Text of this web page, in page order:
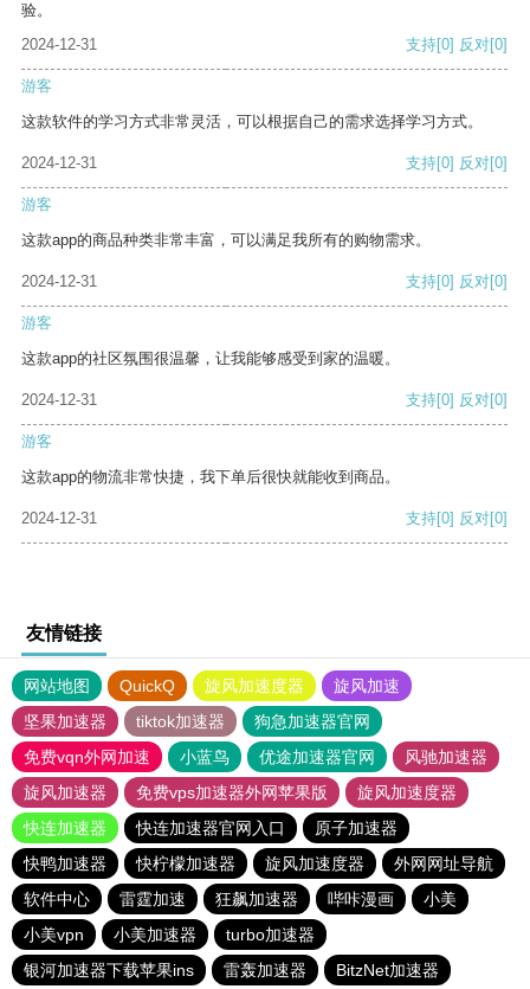
验。
2024-12-31
支持[0] 反对[0]
游客
这款软件的学习方式非常灵活，可以根据自己的需求选择学习方式。
2024-12-31 支持[0] 反对[0]
游客
这款app的商品种类非常丰富，可以满足我所有的购物需求。
2024-12-31 支持[0] 反对[0]
游客
这款app的社区氛围很温馨，让我能够感受到家的温暖。
2024-12-31 支持[0] 反对[0]
游客
这款app的物流非常快捷，我下单后很快就能收到商品。
2024-12-31 支持[0] 反对[0]
友情链接
网站地图 QuickQ 旋风加速度器
旋风加速
坚果加速器
tiktok加速器
狗急加速器官网
免费vqn外网加速
小蓝鸟 优途加速器官网
风驰加速器
旋风加速器
免费vps加速器外网苹果版
旋风加速度器
快连加速器
快连加速器官网入口
原子加速器
快鸭加速器
快柠檬加速器 旋风加速度器
外网网址导航
软件中心
雷霆加速 狂飙加速器 哔咔漫画
小美
小美vpn
小美加速器
turbo加速器
银河加速器下载苹果ins
雷轰加速器
BitzNet加速器